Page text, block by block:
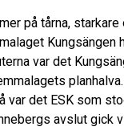
på tårna, starkare
Kungsängen
var det
var det ESK som
avslut gick